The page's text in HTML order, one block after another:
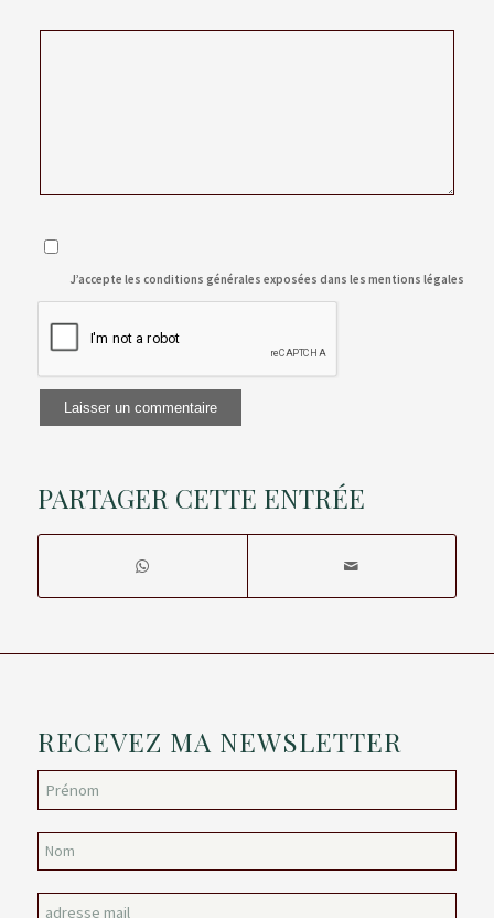
J’accepte les conditions générales exposées dans lesmentions légales
PARTAGER CETTE ENTRÉE
RECEVEZ MA NEWSLETTER